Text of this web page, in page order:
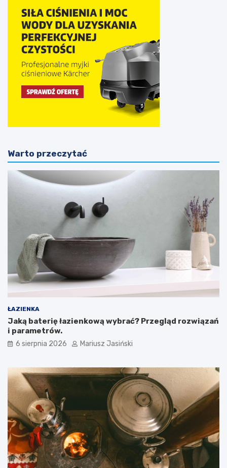
Warto przeczytać
ŁAZIENKA
Jaką baterię łazienkową wybrać? Przegląd rozwiązań
i parametrów.
6 sierpnia 2026 Mariusz Jasiński